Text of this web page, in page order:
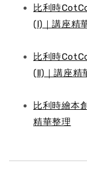
比利時
(Ⅰ)｜講座精
比利時
(Ⅱ)｜講座精
比利時繪本
精華整理